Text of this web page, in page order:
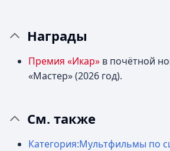
Награды
Премия «Икар» в почётной
«Мастер» (2026 год).
См. также
Категория:Мультфильмы по